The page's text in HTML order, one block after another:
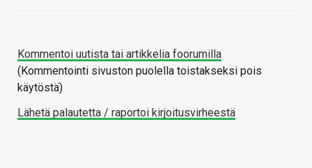
Kommentoi uutista tai artikkelia foorumilla
(Kommentointi sivuston puolella toistakseksi pois
käytöstä)
Lähetä palautetta / raportoi kirjoitusvirheestä